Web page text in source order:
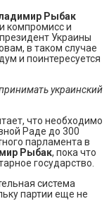
Рыбак
компромисс и
Украины
в таком случае
и поинтересуется
украинский
что необходимо
Раде до 300
парламента в
Рыбак, пока что
государство.
система
партии еще не